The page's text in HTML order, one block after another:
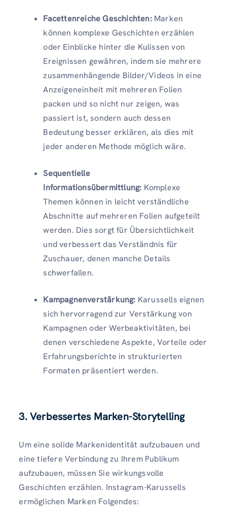
Facettenreiche Geschichten:Marken
können komplexe Geschichten erzählen
oder Einblicke hinter die Kulissen von
Ereignissen gewähren, indem sie mehrere
zusammenhängende Bilder/Videos in eine
Anzeigeneinheit mit mehreren Folien
packen und so nicht nur zeigen, was
passiert ist, sondern auch dessen
Bedeutung besser erklären, als dies mit
jeder anderen Methode möglich wäre.
Sequentielle
Informationsübermittlung: Komplexe
Themen können in leicht verständliche
Abschnitte auf mehreren Folien aufgeteilt
werden. Dies sorgt für Übersichtlichkeit
und verbessert das Verständnis für
Zuschauer, denen manche Details
schwerfallen.
Kampagnenverstärkung: Karussells eignen
sich hervorragend zur Verstärkung von
Kampagnen oder Werbeaktivitäten, bei
denen verschiedene Aspekte, Vorteile oder
Erfahrungsberichte in strukturierten
Formaten präsentiert werden.
3. Verbessertes Marken-Storytelling
Um eine solide Markenidentität aufzubauen und
eine tiefere Verbindung zu Ihrem Publikum
aufzubauen, müssen Sie wirkungsvolle
Geschichten erzählen. Instagram-Karussells
ermöglichen Marken Folgendes: